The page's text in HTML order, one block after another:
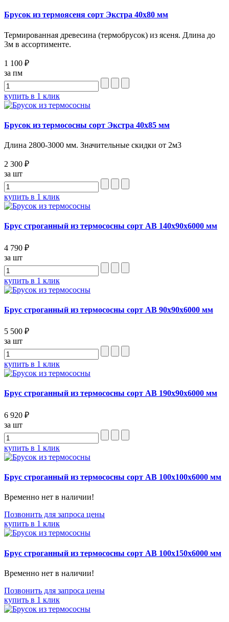
Брусок из термоясеня сорт Экстра 40х80 мм
Термированная древесина (термобрусок) из ясеня. Длина до
3м в ассортименте.
1 100 ₽
за пм
купить в 1 клик
Брусок из термососны сорт Экстра 40х85 мм
Длина 2800-3000 мм. Значительные скидки от 2м3
2 300 ₽
за шт
купить в 1 клик
Брус строганный из термососны сорт АВ 140x90x6000 мм
4 790 ₽
за шт
купить в 1 клик
Брус строганный из термососны сорт АВ 90x90x6000 мм
5 500 ₽
за шт
купить в 1 клик
Брус строганный из термососны сорт АВ 190x90x6000 мм
6 920 ₽
за шт
купить в 1 клик
Брус строганный из термососны сорт АВ 100x100x6000 мм
Временно нет в наличии!
Позвонить для запроса цены
купить в 1 клик
Брус строганный из термососны сорт АВ 100x150x6000 мм
Временно нет в наличии!
Позвонить для запроса цены
купить в 1 клик